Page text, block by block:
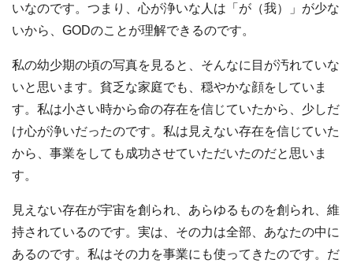
いなのです。つまり、心が浄いな人は「が（我）」が少な
いから、GODのことが理解できるのです。
私の幼少期の頃の写真を見ると、そんなに目が汚れていな
いと思います。貧乏な家庭でも、穏やかな顔をしていま
す。私は小さい時から命の存在を信じていたから、少しだ
け心が浄いだったのです。私は見えない存在を信じていた
から、事業をしても成功させていただいたのだと思いま
す。
見えない存在が宇宙を創られ、あらゆるものを創られ、維
持されているのです。実は、その力は全部、あなたの中に
あるのです。私はその力を事業にも使ってきたのです。だ